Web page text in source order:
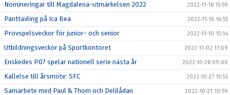
Nomineringar till Magdalena-utmärkelsen 2022 2022-11-18 15:59
Panttävling på Ica Bea 2022-11-16 16:55
Provspelsveckor för junior- och senior 2022-11-10 15:14
Utbildningsveckor på Sportkontoret 2022-11-02 17:09
Enskedes P07 spelar nationell serie nästa år 2022-10-28 09:00
Kallelse till årsmöte: SFC 2022-10-27 15:53
Samarbete med Paul & Thom och Delilådan 2022-10-21 10:59